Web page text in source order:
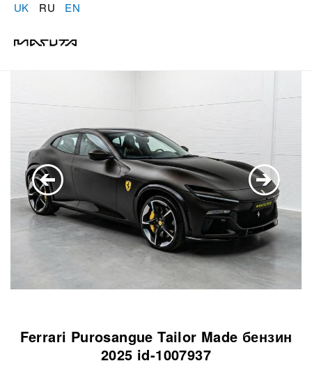
UK RU EN
Ferrari Purosangue Tailor Made бензин
2025 id-1007937